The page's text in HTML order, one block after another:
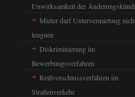
Unwirksamkeit der
Mieter darf Untervermietung
leugnen
Diskriminierung im
Bewerbungsverfahren
Reißverschlussverfahren im
Straßenverkehr